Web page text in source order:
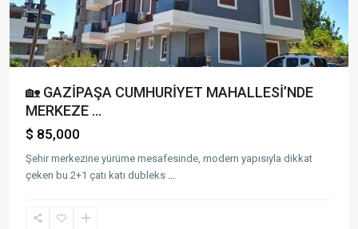
🏡 GAZİPAŞA CUMHURİYET MAHALLESİ’NDE
MERKEZE ...
$ 85,000
Şehir merkezine yürüme mesafesinde, modern yapısıyla dikkat
çeken bu 2+1 çatı katı dubleks